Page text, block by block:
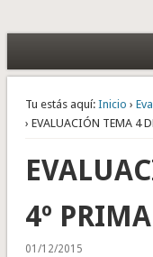
Tu estás aquí: Inicio ›
› EVALUACIÓN TEMA 4
4º
01/12/2015